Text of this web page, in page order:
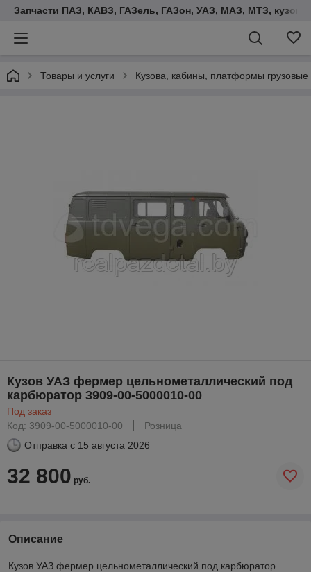
Запчасти ПАЗ, КАВЗ, ГАЗель, ГАЗон, УАЗ, МАЗ, МТЗ,
Товары и услуги Кузова, кабины, платформы грузовые
Кузов УАЗ фермер цельнометаллический под
карбюратор 3909-00-5000010-00
Под заказ
Код: 3909-00-5000010-00
Розница
Отправка с 15 августа 2026
32 800 руб.
Описание
Кузов УАЗ фермер цельнометаллический под карбюратор